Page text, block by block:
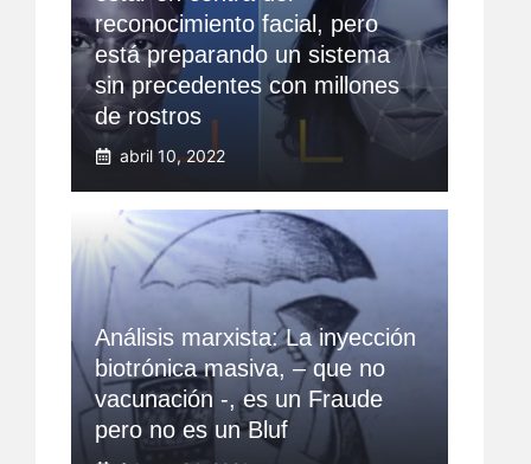
reconocimiento facial, pero
está preparando un sistema
sin precedentes con millones
de rostros
abril 10, 2022
Análisis marxista: La inyección
biotrónica masiva, – que no
vacunación -, es un Fraude
pero no es un Bluf